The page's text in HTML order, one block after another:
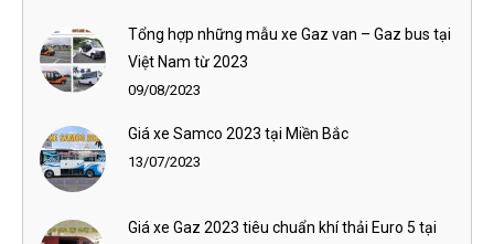
Tổng hợp những mẫu xe Gaz van – Gaz bus tại
Việt Nam từ 2023
09/08/2023
Giá xe Samco 2023 tại Miền Bắc
13/07/2023
Giá xe Gaz 2023 tiêu chuẩn khí thải Euro 5 tại